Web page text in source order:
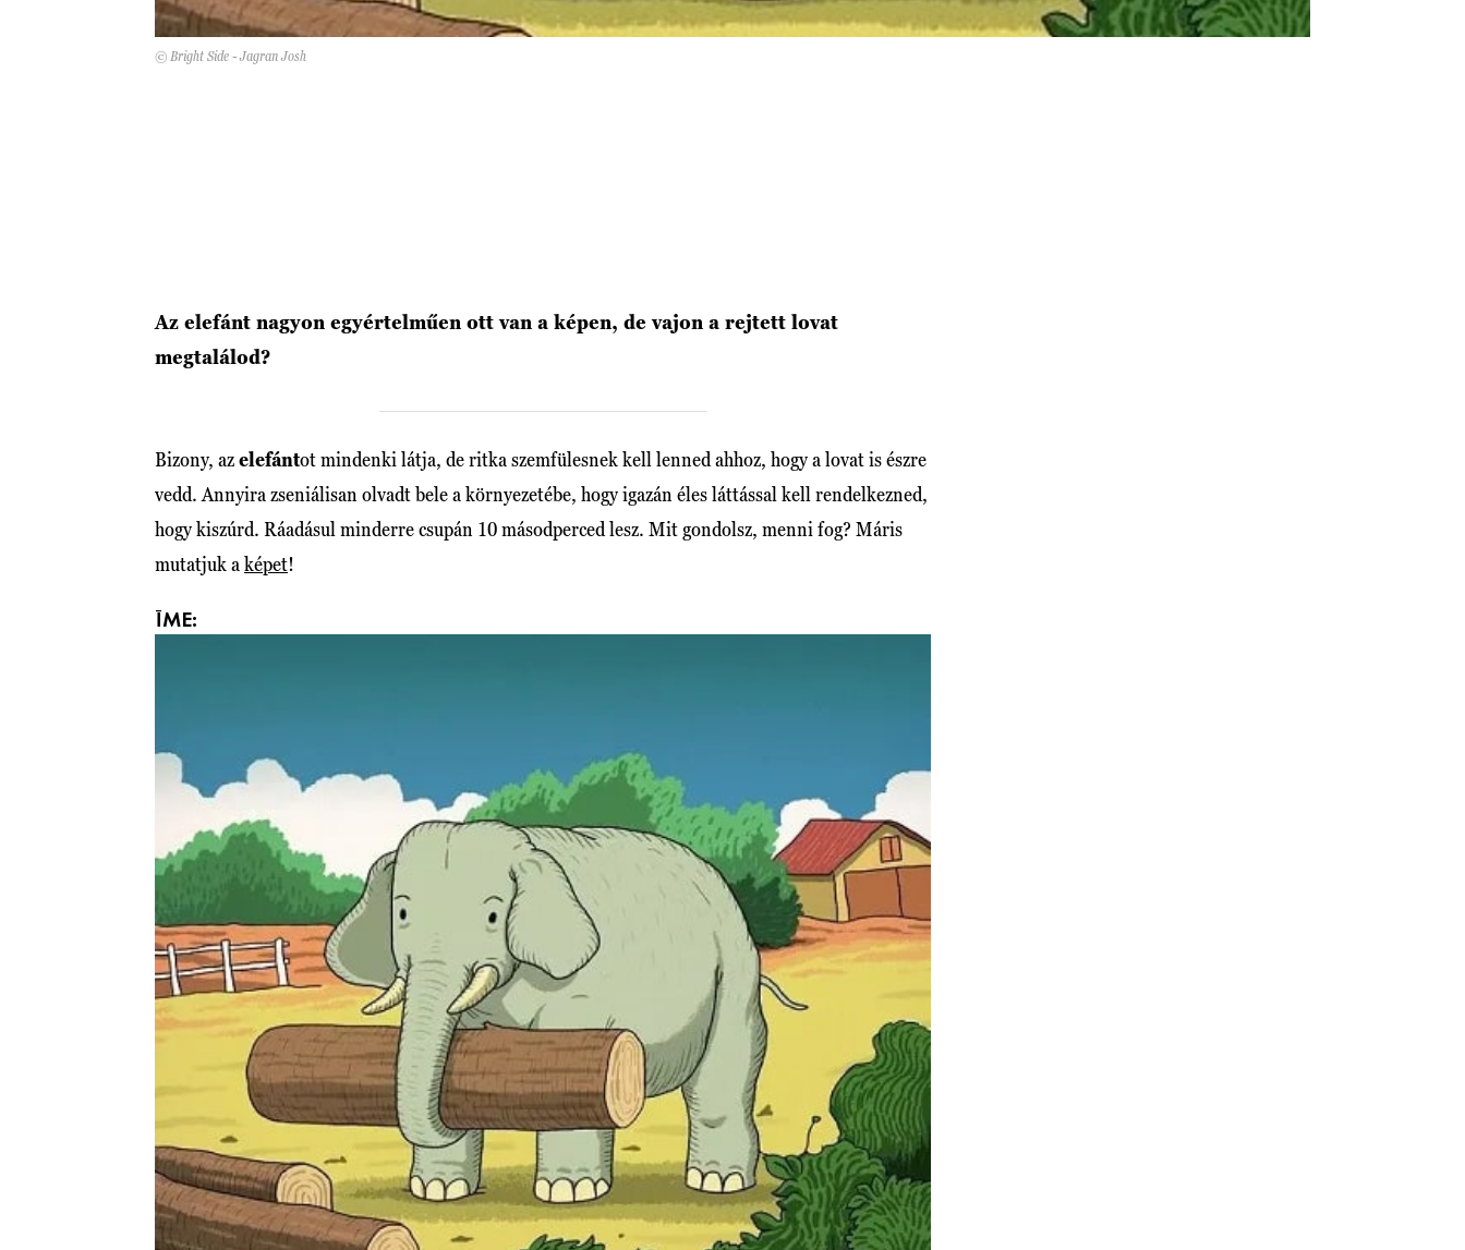
© Bright Side - Jagran Josh
Az elefánt nagyon egyértelműen ott van a képen, de vajon a rejtett lovat
megtalálod?
Bizony, azelefántot mindenki látja, de ritka szemfülesnek kell lenned ahhoz, hogy a lovat is észre
vedd. Annyira zseniálisan olvadt bele a környezetébe, hogy igazán éles láttással kell rendelkezned,
hogy kiszúrd. Ráadásul minderre csupán 10 másodperced lesz. Mit gondolsz, menni fog? Máris
mutatjuk a képet!
ÍME: